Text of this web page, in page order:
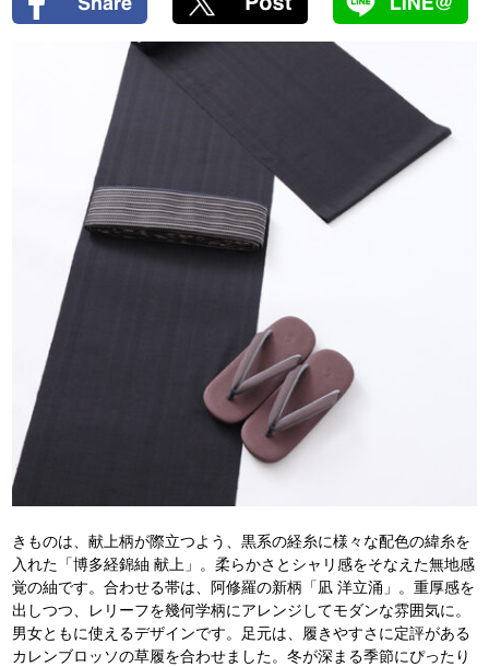
きものは、献上柄が際立つよう、黒系の経糸に様々な配色の緯糸を
入れた「博多経錦紬 献上」。柔らかさとシャリ感をそなえた無地感
覚の紬です。合わせる帯は、阿修羅の新柄「凪 洋立涌」。重厚感を
出しつつ、レリーフを幾何学柄にアレンジしてモダンな雰囲気に。
男女ともに使えるデザインです。足元は、履きやすさに定評がある
カレンブロッソの草履を合わせました。冬が深まる季節にぴったり